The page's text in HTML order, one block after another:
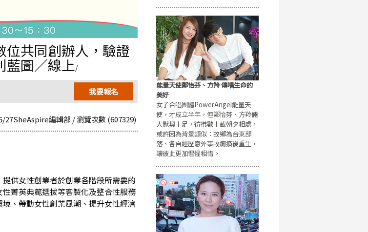
位共同創辦人，驗證
藍圖／線上/
我要報名
27SheAspire編輯部 / 瀏覽次數 (607329)
供女性創業者於創業各階段所需要的
菁英典範選拔等客製化及整合性服務
、帶動女性創業風潮、提升女性經濟
能量天使鄭怡芬、方羚 傳唱生命的
美好
女子合唱團體PowerAngel能量天
使，才成立半年，但鄭怡芬、方羚倆
人默契十足，彷彿數十載朝夕相處，
或許因為背景類似：故鄉為台東部
落、各自經歷意外事故癱瘓後重生，
讓彼此更加惺惺相惜。